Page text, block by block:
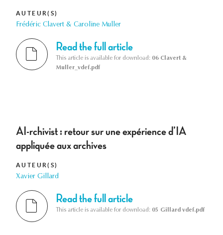
AUTEUR(S)
Frédéric Clavert & Caroline Muller
Read the full article
This article is available for download: 06 Clavert &
Muller_vdef.pdf
AI-rchivist : retour sur une expérience d’IA
appliquée aux archives
AUTEUR(S)
Xavier Gillard
Read the full article
This article is available for download: 05 Gillard vdef.pdf